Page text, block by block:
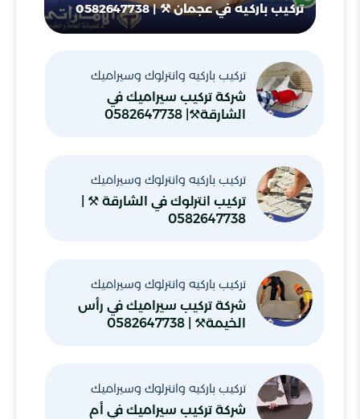
تركيب باركيه في عجمان ⚒ | 0582647738
تركيب باركيه وانترلوك وسيراميك
شركة تركيب سيراميك في
الشارقة⚒️| 0582647738
تركيب باركيه وانترلوك وسيراميك
تركيب انترلوك في الشارقة ⚒ |
0582647738
تركيب باركيه وانترلوك وسيراميك
شركة تركيب سيراميك في رأس
الخيمة⚒️ | 0582647738
تركيب باركيه وانترلوك وسيراميك
شركة تركيب سيراميك في أم